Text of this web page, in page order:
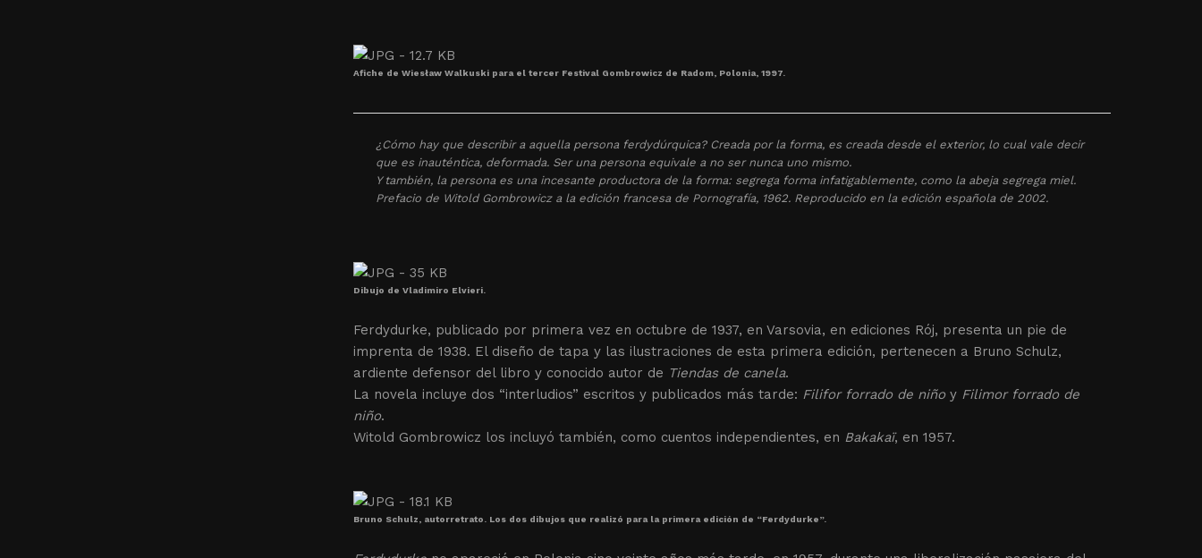
Afiche de Wiesław Walkuski para el tercer Festival Gombrowicz de Radom, Polonia, 1997.
¿Cómo hay que describir a aquella persona ferdydúrquica? Creada por la forma, es creada desde el exterior, lo cual vale decir
que es inauténtica, deformada. Ser una persona equivale a no ser nunca uno mismo.
Y también, la persona es una incesante productora de la forma: segrega forma infatigablemente, como la abeja segrega miel.
Prefacio de Witold Gombrowicz a la edición francesa de Pornografía, 1962. Reproducido en la edición española de 2002.
Dibujo de Vladimiro Elvieri.
Ferdydurke, publicado por primera vez en octubre de 1937, en Varsovia, en ediciones Rój, presenta un pie de
imprenta de 1938. El diseño de tapa y las ilustraciones de esta primera edición, pertenecen a Bruno Schulz,
ardiente defensor del libro y conocido autor de Tiendas de canela.
La novela incluye dos “interludios” escritos y publicados más tarde: Filifor forrado de niñoy Filimor forrado de
niño.
Witold Gombrowicz los incluyó también, como cuentos independientes, en Bakakaï, en 1957.
Bruno Schulz, autorretrato. Los dos dibujos que realizó para la primera edición de “Ferdydurke”.